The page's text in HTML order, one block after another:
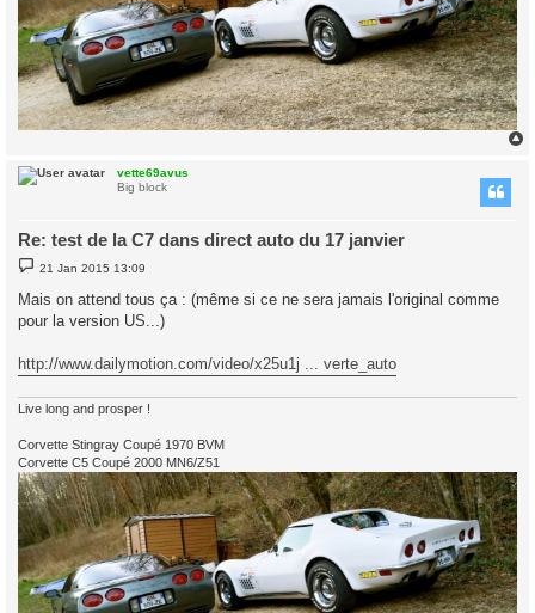
vette69avus
Big block
Re: test de la C7 dans direct auto du 17 janvier
P
o
s
t
21 Jan 2015 13:09
Mais on attend tous ça : (même si ce ne sera jamais l'original comme
pour la version US...)
http://www.dailymotion.com/video/x25u1j ... verte_auto
Live long and prosper !
Corvette Stingray Coupé 1970 BVM
Corvette C5 Coupé 2000 MN6/Z51